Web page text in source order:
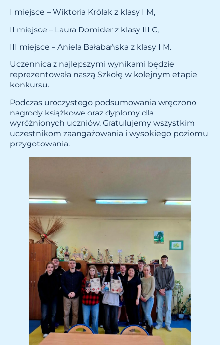
I miejsce – Wiktoria Królak z klasy I M,
II miejsce – Laura Domider z klasy III C,
III miejsce – Aniela Bałabańska z klasy I M.
Uczennica z najlepszymi wynikami będzie
reprezentowała naszą Szkołę w kolejnym etapie
konkursu.
Podczas uroczystego podsumowania wręczono
nagrody książkowe oraz dyplomy dla
wyróżnionych uczniów. Gratulujemy wszystkim
uczestnikom zaangażowania i wysokiego poziomu
przygotowania.